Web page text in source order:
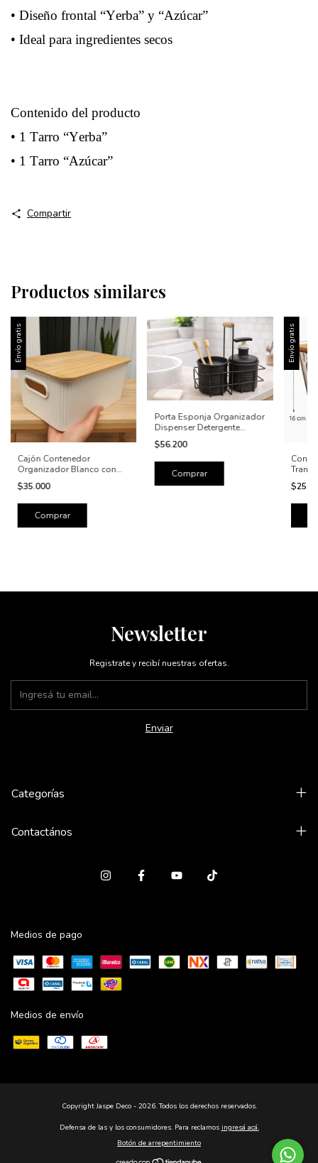
• Diseño frontal “Yerba” y “Azúcar”
• Ideal para ingredientes secos
Contenido del producto
• 1 Tarro “Yerba”
• 1 Tarro “Azúcar”
Compartir
Productos similares
Envío gratis
Cajón Contenedor
Organizador Blanco con
Tapa de Bambú Chico | 27 ×
18 × 13 cm
$35.000
Porta Esponja Organizador
Dispenser Detergente
Canasto Negro
$56.200
Envío gratis
con
Newsletter
Registrate y recibí nuestras ofertas.
Categorías
Contactános
Medios de pago
Medios de envío
Copyright Jaspe Deco - 2026. Todos los derechos reservados.
Defensa de las y los consumidores. Para reclamos ingresá acá.
Botón de arrepentimiento